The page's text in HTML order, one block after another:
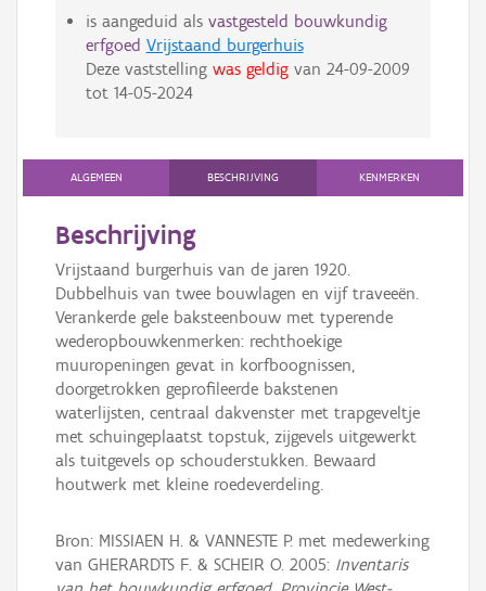
is aangeduid als vastgesteld bouwkundig
erfgoed Vrijstaand burgerhuis
Deze vaststelling was geldigvan 24-09-2009
tot 14-05-2024
ALGEMEEN BESCHRIJVING KENMERKEN
Beschrijving
Vrijstaand burgerhuis van de jaren 1920.
Dubbelhuis van twee bouwlagen en vijf traveeën.
Verankerde gele baksteenbouw met typerende
wederopbouwkenmerken: rechthoekige
muuropeningen gevat in korfboognissen,
doorgetrokken geprofileerde bakstenen
waterlijsten, centraal dakvenster met trapgeveltje
met schuingeplaatst topstuk, zijgevels uitgewerkt
als tuitgevels op schouderstukken. Bewaard
houtwerk met kleine roedeverdeling.
Bron: MISSIAEN H. & VANNESTE P. met medewerking
van GHERARDTS F. & SCHEIR O. 2005: Inventaris